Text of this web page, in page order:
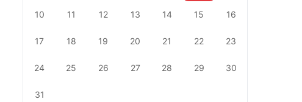
10 11 12 13 14 15 16
17 18 19 20 21 22 23
24 25 26 27 28 29 30
31